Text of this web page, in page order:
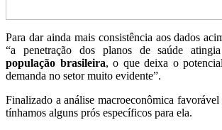
Para dar ainda mais consistência aos dados
“a penetração dos planos de saúde
população brasileira, o que deixa o
demanda no setor muito evidente”.
Finalizado a análise macroeconômica
tínhamos alguns prós específicos para ela.